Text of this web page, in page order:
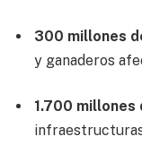
300 millones
y ganaderos
1.700 millones